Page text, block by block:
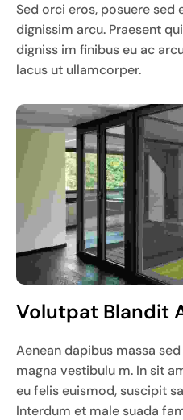
Sed orci eros, posuere sed
dignissim arcu. Praesent
digniss im finibus eu ac
lacus ut ullamcorper.
Volutpat Blandit
Aenean dapibus massa
magna vestibulu m. In sit
eu felis euismod, suscipit
Interdum et male suada